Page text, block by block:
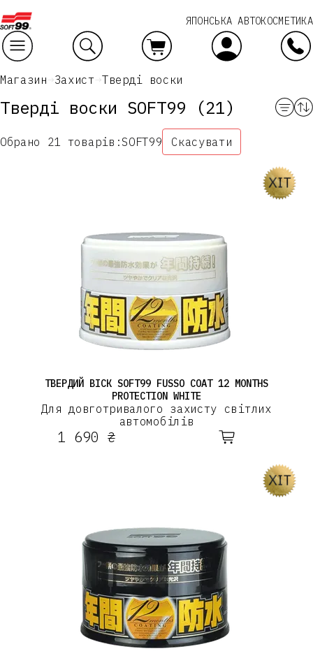
ЯПОНСЬКА АВТОКОСМЕТИКА
Магазин Захист Тверді воски
Тверді воски SOFT99 (21)
Обрано 21 товарів: SOFT99 Скасувати
ТВЕРДИЙ ВІСК SOFT99 FUSSO COAT 12 MONTHS
PROTECTION WHITE
Для довготривалого захисту світлих
автомобілів
1 690 ₴
Ваше замовлення